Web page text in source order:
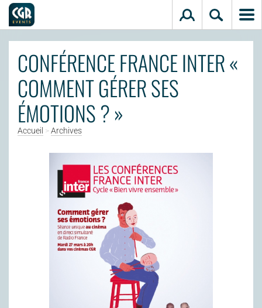
Aller au contenu principal
CONFÉRENCE FRANCE INTER «
COMMENT GÉRER SES
ÉMOTIONS ? »
Accueil >Archives